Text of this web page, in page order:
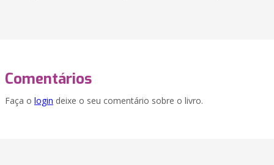
Comentários
Faça o login deixe o seu comentário sobre o livro.